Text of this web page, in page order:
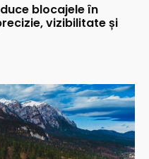
blocajele în
vizibilitate și